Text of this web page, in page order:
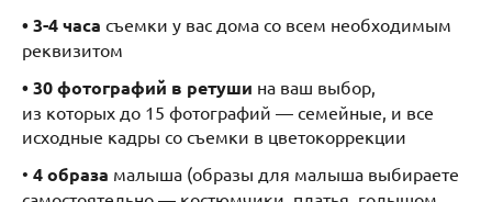
• 3-4 часа съемки у вас дома со всем необходимым
реквизитом
• 30 фотографий в ретуши на ваш выбор,
из которых до 15 фотографий — семейные, и все
исходные кадры со съемки в цветокоррекции
• 4 образа малыша (образы для малыша выбираете